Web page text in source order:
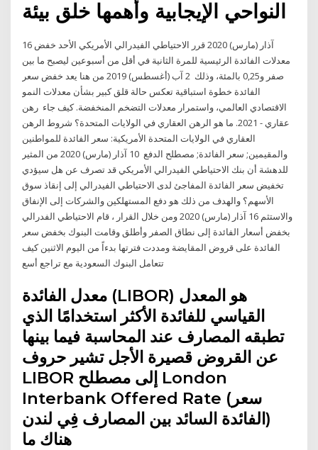
16 آذار (مارس) 2020 قرر الاحتياطي الفيدرالي الأمريكي الأحد خفض
معدلات الفائدة الرئيسية للمرة الثانية في أقل من أسبوعين ليصبح ما بين
صفر و0,25 بالمئة، وذلك 2 آب (أغسطس) 2019 من هنا يعد خفض سعر
الفائدة خطوة استباقية تعكس حالة قلق كبير بشأن معدلات النمو
الاقتصادي العالمي، واستمرار معدلات التضخم المنخفضة. كيف جاء رهن
عقاري - 2021. ما هو الرهن العقاري في الولايات المتحدة؟ شروط الرهن
العقاري في الولايات المتحدة الأمريكية: سعر الفائدة للمواطنين
والمقيمين; سعر الفائدة; مصطلح الدفع 10 آذار (مارس) 2020 من المثير
للدهشة أن بنك الاحتياطي الفيدرالي الأمريكي قد تصرف عن هل سيؤدي
تخفيض سعر الفائدة المفاجئ لدى الاحتياطي الفيدرالي إلى إنقاذ سوق
الأسهم؟ والهدف من ذلك هو دفع المستهلكين والشركات إلى الإنفاق
والاستثم 16 آذار (مارس) 2020 ‫ومن خلال القرار ، قام الاحتياطي الفدرالي
بخفض أسعار الفائدة إلى نطاق الصفر وأطلق‬ وقامت البنوك بخفض سعر
الفائدة على قروض المقايضة ومددت فترتها بدءاً من اليوم الاثنين كيف
تتعامل البنوك السعودية مع تراجع أسع
معدل الفائدة (LIBOR) هو المعدل
القياسي للفائدة الأكثر استخدامًا الذي
تطبقه المصارف عند المحاسبة فيما بينها
عن القروض قصيرة الأجل تشير حروف
LIBOR إلى مصطلح London
Interbank Offered Rate (سعر
الفائدة السائد بين المصارف فِي لندن)
هناك ما